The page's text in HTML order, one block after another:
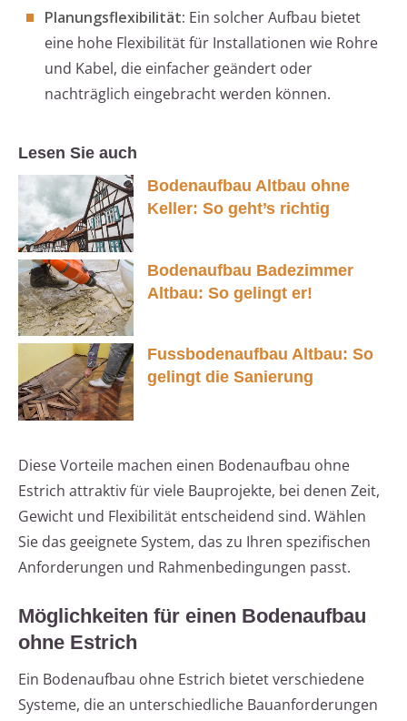
Planungsflexibilität: Ein solcher Aufbau bietet
eine hohe Flexibilität für Installationen wie Rohre
und Kabel, die einfacher geändert oder
nachträglich eingebracht werden können.
Lesen Sie auch
Bodenaufbau Altbau ohne
Keller: So geht’s richtig
Bodenaufbau Badezimmer
Altbau: So gelingt er!
Fussbodenaufbau Altbau: So
gelingt die Sanierung
Diese Vorteile machen einen Bodenaufbau ohne
Estrich attraktiv für viele Bauprojekte, bei denen Zeit,
Gewicht und Flexibilität entscheidend sind. Wählen
Sie das geeignete System, das zu Ihren spezifischen
Anforderungen und Rahmenbedingungen passt.
Möglichkeiten für einen Bodenaufbau
ohne Estrich
Ein Bodenaufbau ohne Estrich bietet verschiedene
Systeme, die an unterschiedliche Bauanforderungen